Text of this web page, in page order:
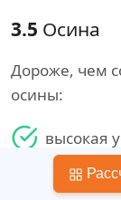
3.5 Осина
Дороже, чем
осины:
высокая
низкая